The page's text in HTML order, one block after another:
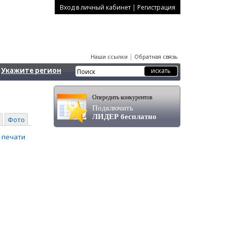
Вход в личный кабинет | Регистрация
Наши ссылки | Обратная связь
Укажите регион
Фото
Опередить конкурентов
Подключить
ЛИДЕР бесплатно